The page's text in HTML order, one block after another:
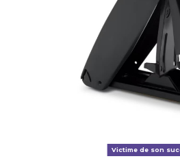
Victime de son